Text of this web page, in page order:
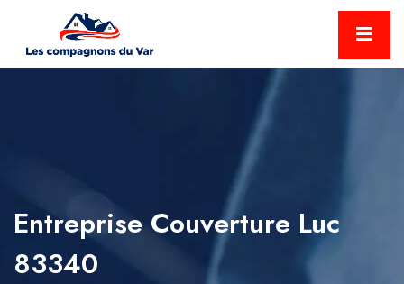
Entreprise Couverture Luc
83340